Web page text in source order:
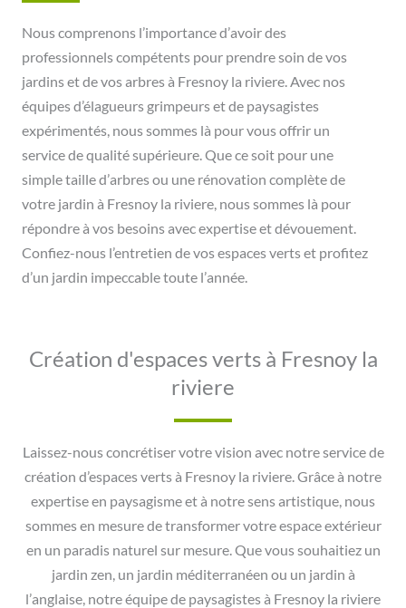
Nous comprenons l’importance d’avoir des
professionnels compétents pour prendre soin de vos
jardins et de vos arbres à Fresnoy la riviere. Avec nos
équipes d’élagueurs grimpeurs et de paysagistes
expérimentés, nous sommes là pour vous offrir un
service de qualité supérieure. Que ce soit pour une
simple taille d’arbres ou une rénovation complète de
votre jardin à Fresnoy la riviere, nous sommes là pour
répondre à vos besoins avec expertise et dévouement.
Confiez-nous l’entretien de vos espaces verts et profitez
d’un jardin impeccable toute l’année.
Création d'espaces verts à Fresnoy la
riviere
Laissez-nous concrétiser votre vision avec notre service de
création d’espaces verts à Fresnoy la riviere. Grâce à notre
expertise en paysagisme et à notre sens artistique, nous
sommes en mesure de transformer votre espace extérieur
en un paradis naturel sur mesure. Que vous souhaitiez un
jardin zen, un jardin méditerranéen ou un jardin à
l’anglaise, notre équipe de paysagistes à Fresnoy la riviere